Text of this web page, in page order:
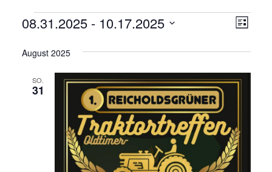
Veranstaltungen Liste
08.31.2025 - 10.17.2025
wählen.
August 2025
SO.
31